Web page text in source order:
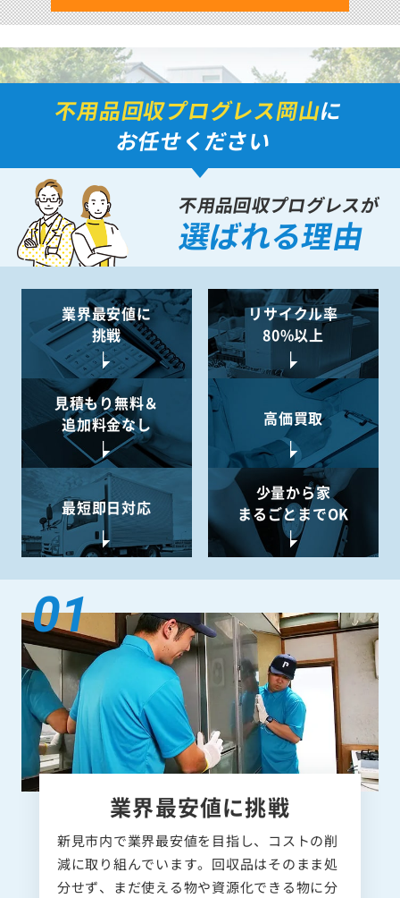
不用品回収プログレス岡山に
お任せください
不用品回収プログレスが
選ばれる理由
業界最安値に
挑戦
リサイクル率
80%以上
見積もり無料＆
追加料金なし
高価買取
最短即日対応
少量から家
まるごとまでOK
業界最安値に挑戦
新見市内で業界最安値を目指し、コストの削
減に取り組んでいます。回収品はそのまま処
分せず、まだ使える物や資源化できる物に分